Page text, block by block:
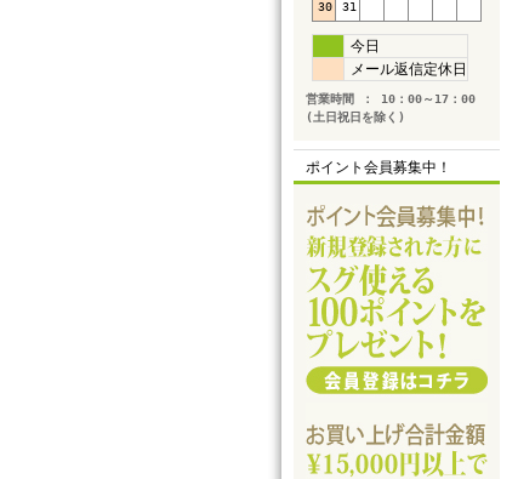
30 31
今日
メール返信定休日
営業時間 ： 10：00～17：00
(土日祝日を除く)
ポイント会員募集中！